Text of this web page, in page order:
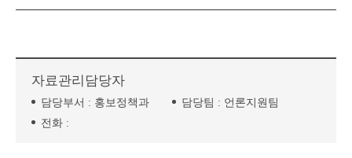
자료관리담당자
담당부서 : 홍보정책과 담당팀 : 언론지원팀
전화 :